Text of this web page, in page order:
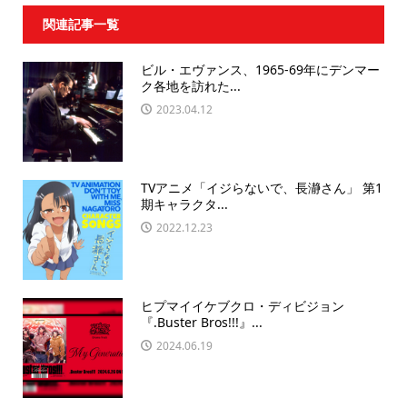
関連記事一覧
ビル・エヴァンス、1965-69年にデンマー
ク各地を訪れた...
2023.04.12
TVアニメ「イジらないで、長瀞さん」 第1
期キャラクタ...
2022.12.23
ヒプマイイケブクロ・ディビジョン
『.Buster Bros!!!』...
2024.06.19